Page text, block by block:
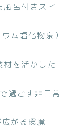
呂付きスイ
ム塩化物泉）
を活かした
過ごす非日常
がる環境